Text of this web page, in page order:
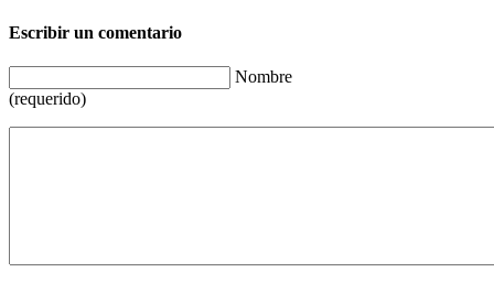
Escribir un comentario
Nombre
(requerido)